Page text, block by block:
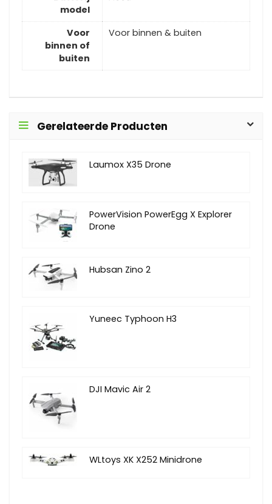
model
Voor
binnen of
buiten
Voor binnen & buiten
Gerelateerde Producten
Laumox X35 Drone
PowerVision PowerEgg X Explorer
Drone
Hubsan Zino 2
Yuneec Typhoon H3
DJI Mavic Air 2
WLtoys XK X252 Minidrone